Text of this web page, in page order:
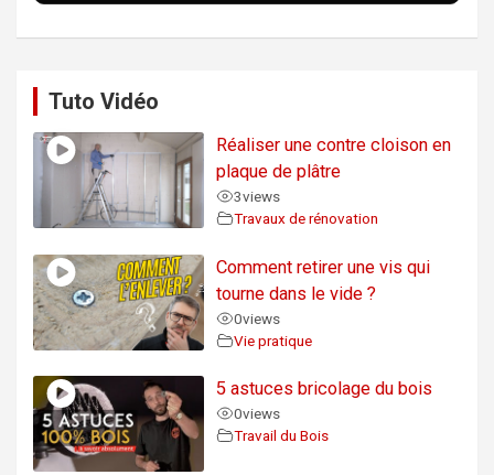
Tuto Vidéo
Réaliser une contre cloison en
plaque de plâtre
3views
Travaux de rénovation
Comment retirer une vis qui
tourne dans le vide ?
0views
Vie pratique
5 astuces bricolage du bois
0views
Travail du Bois